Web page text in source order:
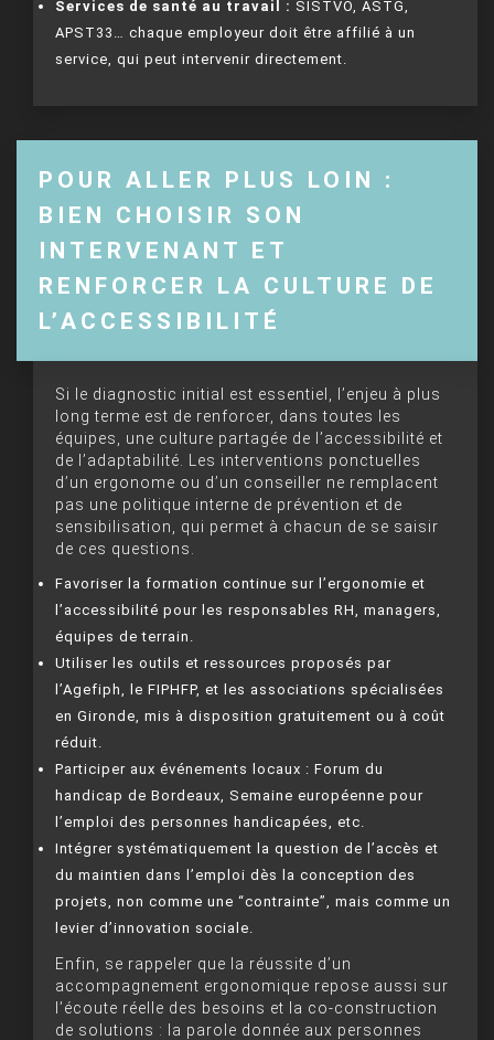
Services de santé au travail : SISTVO, ASTG,
APST33… chaque employeur doit être affilié à un
service, qui peut intervenir directement.
POUR ALLER PLUS LOIN :
BIEN CHOISIR SON
INTERVENANT ET
RENFORCER LA CULTURE DE
L’ACCESSIBILITÉ
Si le diagnostic initial est essentiel, l’enjeu à plus
long terme est de renforcer, dans toutes les
équipes, une culture partagée de l’accessibilité et
de l’adaptabilité. Les interventions ponctuelles
d’un ergonome ou d’un conseiller ne remplacent
pas une politique interne de prévention et de
sensibilisation, qui permet à chacun de se saisir
de ces questions.
Favoriser la formation continue sur l’ergonomie et
l’accessibilité pour les responsables RH, managers,
équipes de terrain.
Utiliser les outils et ressources proposés par
l’Agefiph, le FIPHFP, et les associations spécialisées
en Gironde, mis à disposition gratuitement ou à coût
réduit.
Participer aux événements locaux : Forum du
handicap de Bordeaux, Semaine européenne pour
l’emploi des personnes handicapées, etc.
Intégrer systématiquement la question de l’accès et
du maintien dans l’emploi dès la conception des
projets, non comme une “contrainte”, mais comme un
levier d’innovation sociale.
Enfin, se rappeler que la réussite d’un
accompagnement ergonomique repose aussi sur
l’écoute réelle des besoins et la co-construction
de solutions : la parole donnée aux personnes